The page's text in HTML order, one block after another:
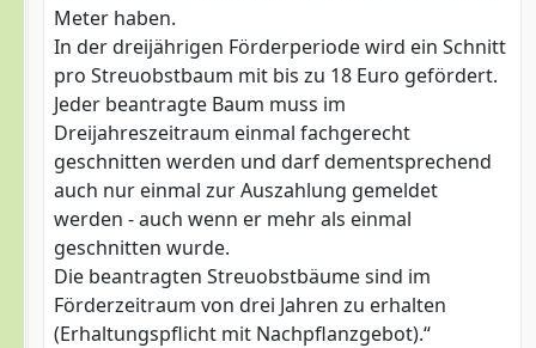
Meter haben.
In der dreijährigen Förderperiode wird ein Schnitt
pro Streuobstbaum mit bis zu 18 Euro gefördert.
Jeder beantragte Baum muss im
Dreijahreszeitraum einmal fachgerecht
geschnitten werden und darf dementsprechend
auch nur einmal zur Auszahlung gemeldet
werden - auch wenn er mehr als einmal
geschnitten wurde.
Die beantragten Streuobstbäume sind im
Förderzeitraum von drei Jahren zu erhalten
(Erhaltungspflicht mit Nachpflanzgebot).“